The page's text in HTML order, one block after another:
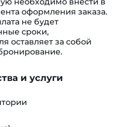
оформления заказа.
не будет
сроки,
оставляет за собой
и услуги